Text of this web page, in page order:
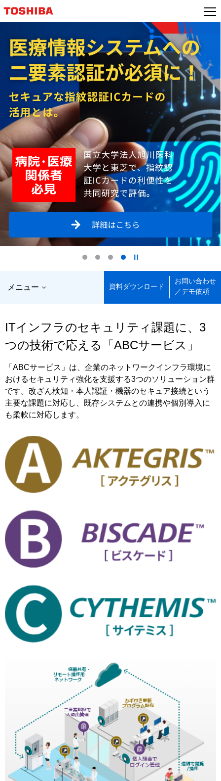
メニュー 資料ダウンロード
お問い合わせ
／デモ依頼
ITインフラのセキュリティ課題に、3
つの技術で応える「ABCサービス」
「ABCサービス」は、企業のネットワークインフラ環境に
おけるセキュリティ強化を支援する3つのソリューション群
です。改ざん検知・本人認証・機器のセキュア接続という
主要な課題に対応し、既存システムとの連携や個別導入に
も柔軟に対応します。